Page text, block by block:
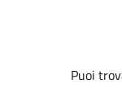
Puoi